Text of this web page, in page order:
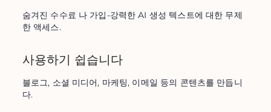
숨겨진 수수료 나 가입-강력한 AI 생성 텍스트에 대한 무제
한 액세스.
사용하기 쉽습니다
블로그, 소셜 미디어, 마케팅, 이메일 등의 콘텐츠를 만듭니
다.